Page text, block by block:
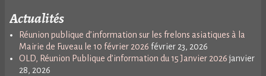
Actualités
Réunion publique d’information sur les frelons asiatiques à la
Mairie de Fuveau le 10 février 2026 février 23, 2026
OLD, Réunion Publique d’information du 15 Janvier 2026 janvier
28, 2026